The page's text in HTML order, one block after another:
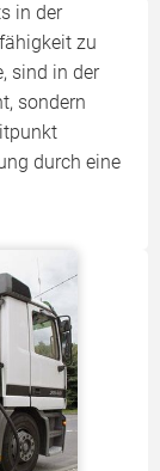
in der
zu
sind in der
sondern
durch eine